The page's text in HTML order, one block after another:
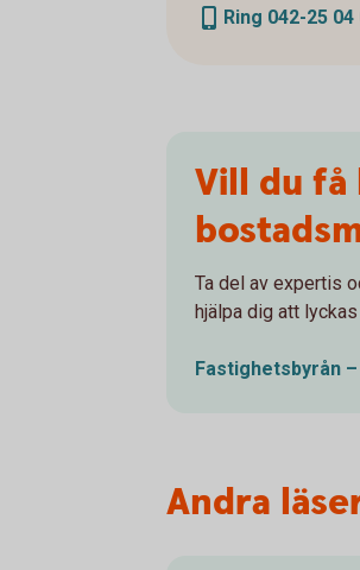
Ring 042-25
Vill du få
Ta del av expertis
hjälpa dig att
Fastighetsbyrån
Andra